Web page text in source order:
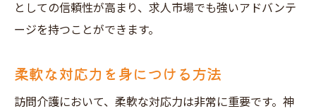
としての信頼性が高まり、求人市場でも強いアドバンテ
ージを持つことができます。
柔軟な対応力を身につける方法
訪問介護において、柔軟な対応力は非常に重要です。神